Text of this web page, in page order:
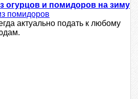
огурцов и помидоров на зиму
помидоров
актуально подать к любому